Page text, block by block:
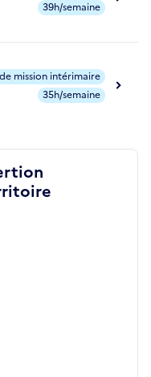
39h/semaine
mission intérimaire
35h/semaine